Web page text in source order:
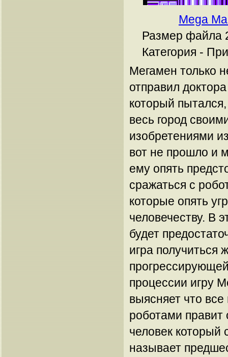
Mega
Размер файла
Категория -
Мегамен только
отправил
который пытался,
весь город
изобретениями
вот не прошло и
ему опять
сражаться с
которые опять
человечеству. В
будет
игра получиться
процессии игру
выясняет что
роботами правит
человек который
называет